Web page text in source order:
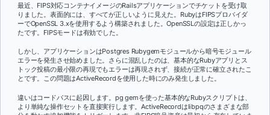
最近、FIPS対応コンテナイメージのRailsアプリケーションでチケットを受け取
りました。表面的には、すべてが正しいように見えた。RubyはFIPSプロバイダ
ーでOpenSSL 3.xを使用するよう構築されました。OpenSSLの設定は正しかっ
たです。FIPSモードは有効でした。
しかし、アプリケーションはPostgres Rubygemモジュールから暗号モジュール
エラーを発生させ始めました。さらに混乱したのは、基本的なRubyアプリとス
トック投稿の最小限の再現でもエラーは再現されず、接続が正常に確立されたこ
とです。この問題はActiveRecordを使用した時にのみ発生しました。
違いはコードパスに起因します。pg gemを使った基本的なRubyスクリプトは、
より単純な操作セットを直接実行します。ActiveRecordはlibpqのさまざまな部